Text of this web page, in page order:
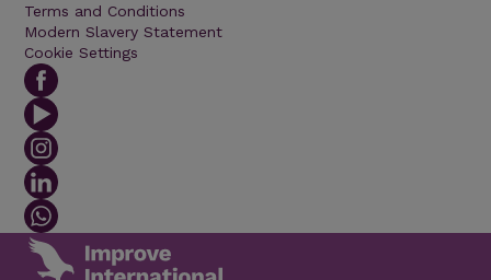
Terms and Conditions
Modern Slavery Statement
Cookie Settings